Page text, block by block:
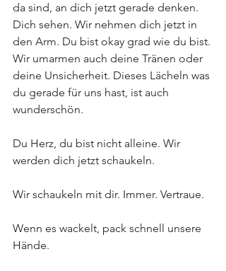
da sind, an dich jetzt gerade denken.
Dich sehen. Wir nehmen dich jetzt in
den Arm. Du bist okay grad wie du bist.
Wir umarmen auch deine Tränen oder
deine Unsicherheit. Dieses Lächeln was
du gerade für uns hast, ist auch
wunderschön.
Du Herz, du bist nicht alleine. Wir
werden dich jetzt schaukeln.
Wir schaukeln mit dir. Immer. Vertraue.
Wenn es wackelt, pack schnell unsere
Hände.